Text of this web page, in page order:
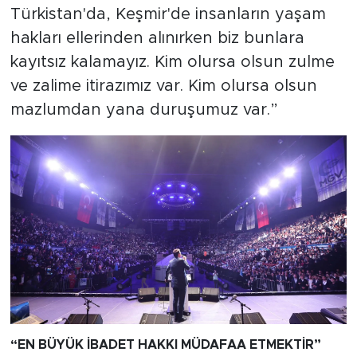
Türkistan'da, Keşmir'de insanların yaşam
hakları ellerinden alınırken biz bunlara
kayıtsız kalamayız. Kim olursa olsun zulme
ve zalime itirazımız var. Kim olursa olsun
mazlumdan yana duruşumuz var.”
“EN BÜYÜK İBADET HAKKI MÜDAFAA ETMEKT İR”